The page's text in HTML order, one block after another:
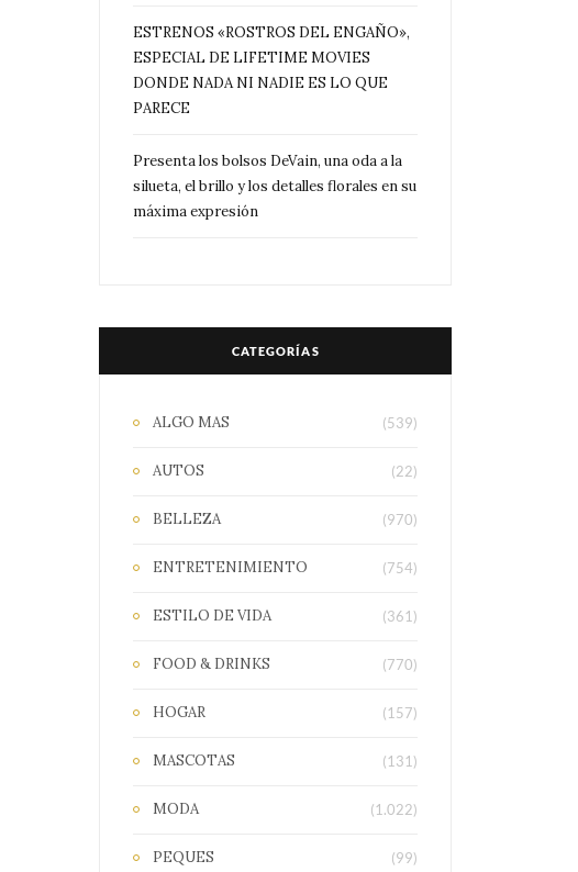
ESTRENOS «ROSTROS DEL ENGAÑO»,
ESPECIAL DE LIFETIME MOVIES
DONDE NADA NI NADIE ES LO QUE
PARECE
Presenta los bolsos DeVain, una oda a la
silueta, el brillo y los detalles florales en su
máxima expresión
CATEGORÍAS
ALGO MAS (539)
AUTOS (22)
BELLEZA (970)
ENTRETENIMIENTO (754)
ESTILO DE VIDA (361)
FOOD & DRINKS (770)
HOGAR (157)
MASCOTAS (131)
MODA (1.022)
PEQUES (99)